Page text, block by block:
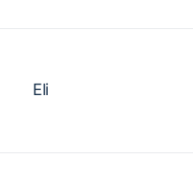
Eli